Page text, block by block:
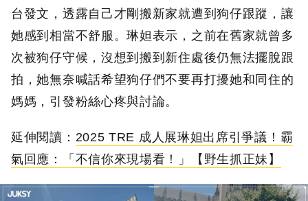
台發文，透露自己才剛搬新家就遭到狗仔跟蹤，讓
她感到相當不舒服。琳妲表示，之前在舊家就曾多
次被狗仔守候，沒想到搬到新住處後仍無法擺脫跟
拍，她無奈喊話希望狗仔們不要再打擾她和同住的
媽媽，引發粉絲心疼與討論。
延伸閱讀： 2025 TRE 成人展琳妲出席引爭議！霸
氣回應：「不信你來現場看！」【野生抓正妹】